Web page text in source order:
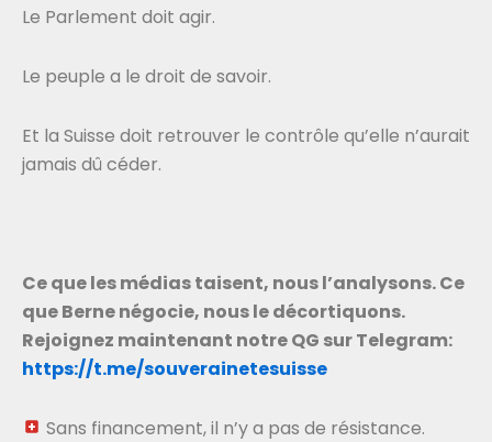
Le Parlement doit agir.
Le peuple a le droit de savoir.
Et la Suisse doit retrouver le contrôle qu’elle n’aurait
jamais dû céder.
Ce que les médias taisent, nous l’analysons. Ce
que Berne négocie, nous le décortiquons.
Rejoignez maintenant notre QG sur Telegram:
https://t.me/souverainetesuisse
Sans financement, il n’y a pas de résistance.